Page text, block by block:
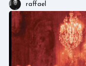
raffael